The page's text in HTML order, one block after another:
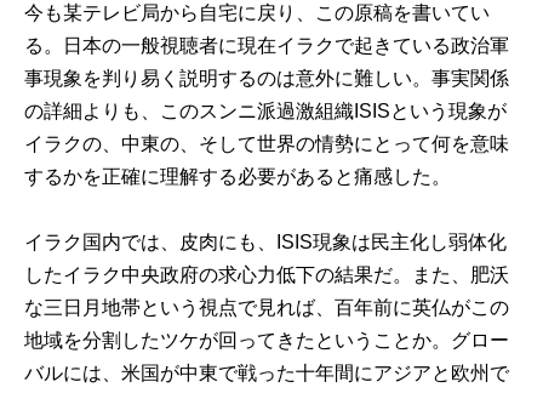
今も某テレビ局から自宅に戻り、この原稿を書いてい
る。日本の一般視聴者に現在イラクで起きている政治軍
事現象を判り易く説明するのは意外に難しい。事実関係
の詳細よりも、このスンニ派過激組織ISISという現象が
イラクの、中東の、そして世界の情勢にとって何を意味
するかを正確に理解する必要があると痛感した。
イラク国内では、皮肉にも、ISIS現象は民主化し弱体化
したイラク中央政府の求心力低下の結果だ。また、肥沃
な三日月地帯という視点で見れば、百年前に英仏がこの
地域を分割したツケが回ってきたということか。グロー
バルには、米国が中東で戦った十年間にアジアと欧州で